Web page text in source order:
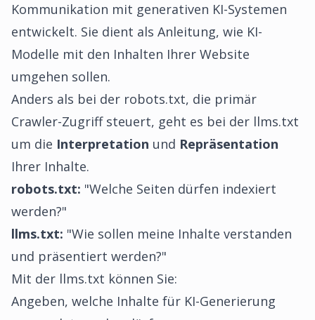
Kommunikation mit generativen KI-Systemen
entwickelt. Sie dient als Anleitung, wie KI-
Modelle mit den Inhalten Ihrer Website
umgehen sollen.
Anders als bei der robots.txt, die primär
Crawler-Zugriff steuert, geht es bei der llms.txt
um die Interpretation und Repräsentation
Ihrer Inhalte.
robots.txt: "Welche Seiten dürfen indexiert
werden?"
llms.txt: "Wie sollen meine Inhalte verstanden
und präsentiert werden?"
Mit der llms.txt können Sie:
Angeben, welche Inhalte für KI-Generierung